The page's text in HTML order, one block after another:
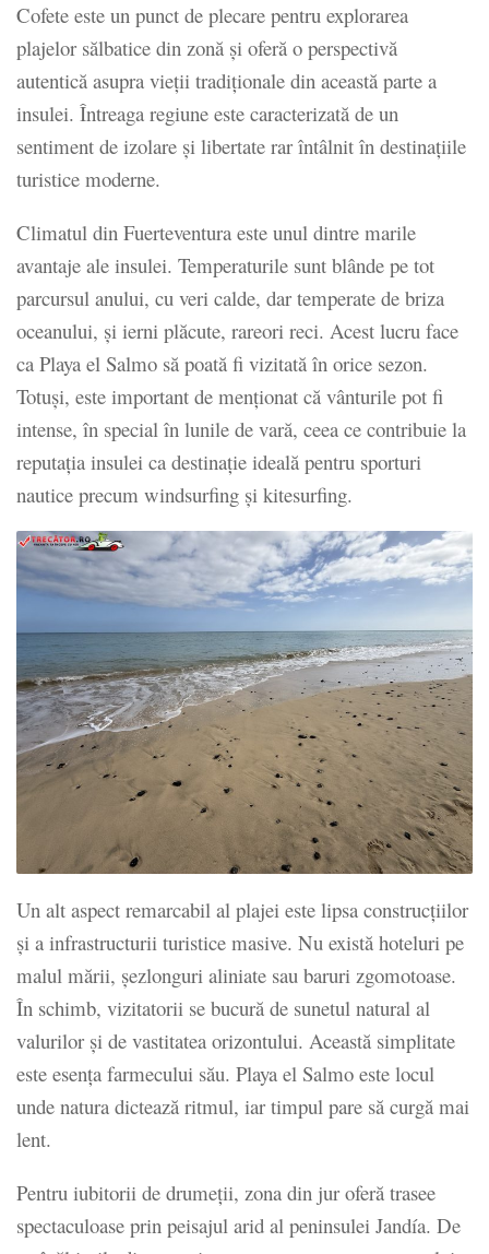
Cofete este un punct de plecare pentru explorarea
plajelor sălbatice din zonă și oferă o perspectivă
autentică asupra vieții tradiționale din această parte a
insulei. Întreaga regiune este caracterizată de un
sentiment de izolare și libertate rar întâlnit în destinațiile
turistice moderne.
Climatul din Fuerteventura este unul dintre marile
avantaje ale insulei. Temperaturile sunt blânde pe tot
parcursul anului, cu veri calde, dar temperate de briza
oceanului, și ierni plăcute, rareori reci. Acest lucru face
ca Playa el Salmo să poată fi vizitată în orice sezon.
Totuși, este important de menționat că vânturile pot fi
intense, în special în lunile de vară, ceea ce contribuie la
reputația insulei ca destinație ideală pentru sporturi
nautice precum windsurfing și kitesurfing.
Un alt aspect remarcabil al plajei este lipsa construcțiilor
și a infrastructurii turistice masive. Nu există hoteluri pe
malul mării, șezlonguri aliniate sau baruri zgomotoase.
În schimb, vizitatorii se bucură de sunetul natural al
valurilor și de vastitatea orizontului. Această simplitate
este esența farmecului său. Playa el Salmo este locul
unde natura dictează ritmul, iar timpul pare să curgă mai
lent.
Pentru iubitorii de drumeții, zona din jur oferă trasee
spectaculoase prin peisajul arid al peninsulei Jandía. De